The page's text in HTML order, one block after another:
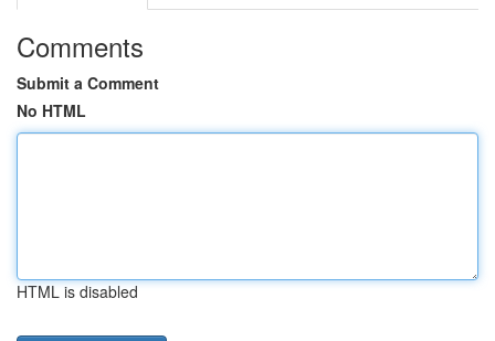
Comments
Submit a Comment
No HTML
HTML is disabled